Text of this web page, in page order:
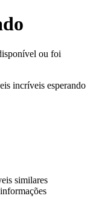
ou foi
incríveis esperando
similares